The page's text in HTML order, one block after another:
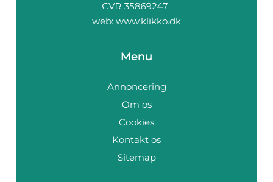
web: www.klikko.dk
Menu
Annoncering
Om os
Cookies
Kontakt os
Sitemap